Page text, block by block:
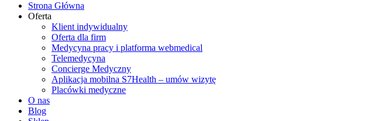
Strona Główna
Oferta
Klient indywidualny
Oferta dla firm
Medycyna pracy i platforma webmedical
Telemedycyna
Concierge Medyczny
Aplikacja mobilna S7Health – umów wizytę
Placówki medyczne
O nas
Blog